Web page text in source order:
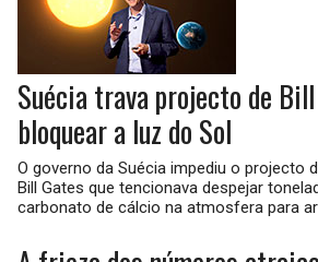
Suécia trava projecto de
bloquear a luz do Sol
O governo da Suécia impediu o projecto
Bill Gates que tencionava despejar
carbonato de cálcio na atmosfera para